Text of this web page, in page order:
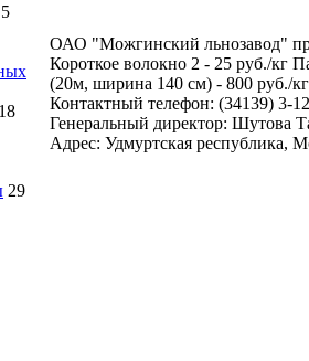
5
18
29
ОАО "Можгинский льнозавод"
Короткое волокно 2 - 25 руб./кг
(20м, ширина 140 см) - 800 руб./кг
Контактный телефон: (34139) 3-
Генеральный директор: Шутова
Адрес: Удмуртская республика,